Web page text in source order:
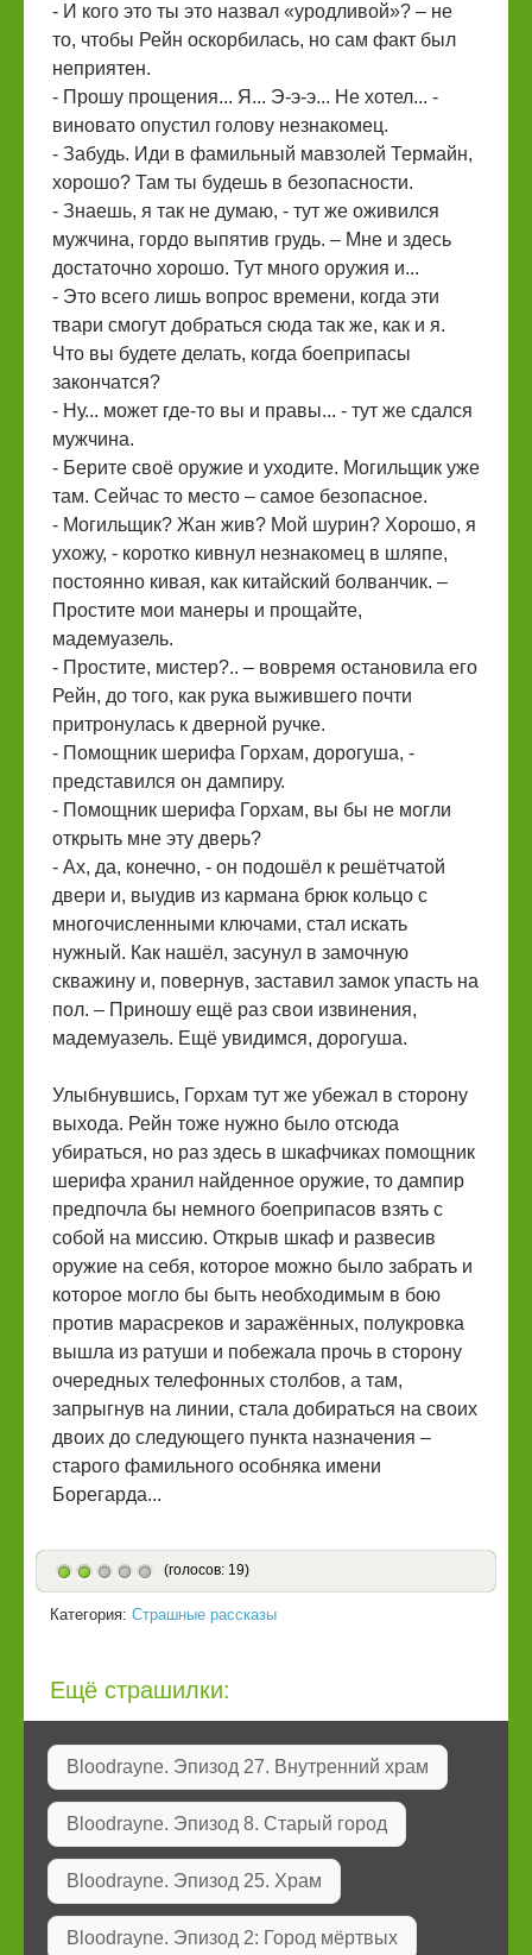
- И кого это ты это назвал «уродливой»? – не
то, чтобы Рейн оскорбилась, но сам факт был
неприятен.
- Прошу прощения... Я... Э-э-э... Не хотел... -
виновато опустил голову незнакомец.
- Забудь. Иди в фамильный мавзолей Термайн,
хорошо? Там ты будешь в безопасности.
- Знаешь, я так не думаю, - тут же оживился
мужчина, гордо выпятив грудь. – Мне и здесь
достаточно хорошо. Тут много оружия и...
- Это всего лишь вопрос времени, когда эти
твари смогут добраться сюда так же, как и я.
Что вы будете делать, когда боеприпасы
закончатся?
- Ну... может где-то вы и правы... - тут же сдался
мужчина.
- Берите своё оружие и уходите. Могильщик уже
там. Сейчас то место – самое безопасное.
- Могильщик? Жан жив? Мой шурин? Хорошо, я
ухожу, - коротко кивнул незнакомец в шляпе,
постоянно кивая, как китайский болванчик. –
Простите мои манеры и прощайте,
мадемуазель.
- Простите, мистер?.. – вовремя остановила его
Рейн, до того, как рука выжившего почти
притронулась к дверной ручке.
- Помощник шерифа Горхам, дорогуша, -
представился он дампиру.
- Помощник шерифа Горхам, вы бы не могли
открыть мне эту дверь?
- Ах, да, конечно, - он подошёл к решётчатой
двери и, выудив из кармана брюк кольцо с
многочисленными ключами, стал искать
нужный. Как нашёл, засунул в замочную
скважину и, повернув, заставил замок упасть на
пол. – Приношу ещё раз свои извинения,
мадемуазель. Ещё увидимся, дорогуша.
Улыбнувшись, Горхам тут же убежал в сторону
выхода. Рейн тоже нужно было отсюда
убираться, но раз здесь в шкафчиках помощник
шерифа хранил найденное оружие, то дампир
предпочла бы немного боеприпасов взять с
собой на миссию. Открыв шкаф и развесив
оружие на себя, которое можно было забрать и
которое могло бы быть необходимым в бою
против марасреков и заражённых, полукровка
вышла из ратуши и побежала прочь в сторону
очередных телефонных столбов, а там,
запрыгнув на линии, стала добираться на своих
двоих до следующего пункта назначения –
старого фамильного особняка имени
Борегарда...
(голосов: 19)
Категория: Страшные рассказы
Ещё страшилки:
Bloodrayne. Эпизод 27. Внутренний храм
Bloodrayne. Эпизод 8. Старый город
Bloodrayne. Эпизод 25. Храм
Bloodrayne. Эпизод 2: Город мёртвых